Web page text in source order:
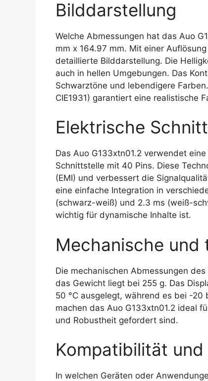
Bilddarstellung
Welche Abmessungen hat das Auo
mm x 164.97 mm. Mit einer
detaillierte Bilddarstellung. Die
auch in hellen Umgebungen. Das
Schwarztöne und lebendigere
CIE1931) garantiert eine realistische
Elektrische
Das Auo G133xtn01.2 verwendet
Schnittstelle mit 40 Pins. Diese
(EMI) und verbessert die
eine einfache Integration in
(schwarz-weiß) und 2.3 ms (weiß-
wichtig für dynamische Inhalte ist.
Mechanische und
Die mechanischen Abmessungen
das Gewicht liegt bei 255 g. Das
50 °C ausgelegt, während es bei -20
machen das Auo G133xtn01.2 ideal
und Robustheit gefordert sind.
Kompatibilität und
In welchen Geräten oder